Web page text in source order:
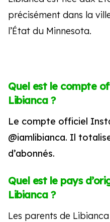
précisément dans la
l’État du Minnesota.
Quel est le compte
Libianca ?
Le compte officiel
@iamlibianca. Il
d’abonnés.
Quel est le pays
Libianca ?
Les parents de